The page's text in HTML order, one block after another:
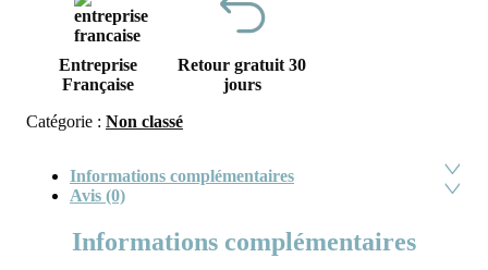
Entreprise
Française
Retour gratuit 30
jours
Catégorie : Non classé
Informations complémentaires
Avis (0)
Informations complémentaires